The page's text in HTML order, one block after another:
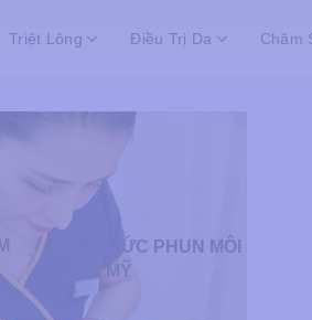
Triệt Lông Điều Trị Da Chăm
KIẾN THỨC PHUN MÔI
THẨM MỸ